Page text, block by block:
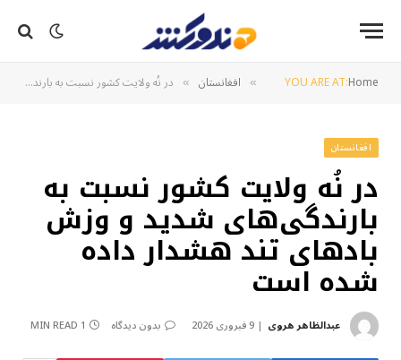
YOU ARE AT:Home
» افغانستان » در نُه ولایت کشور نسبت به بارندگی‌های شدید و وزش بادهای تند هشدار داده شده است
افغانستان
در نُه ولایت کشور نسبت به
بارندگی‌های شدید و وزش
بادهای تند هشدار داده
شده است
عبدالظاهر هروی 9 فبروری 2026 بدون دیدگاه 1 MIN READ